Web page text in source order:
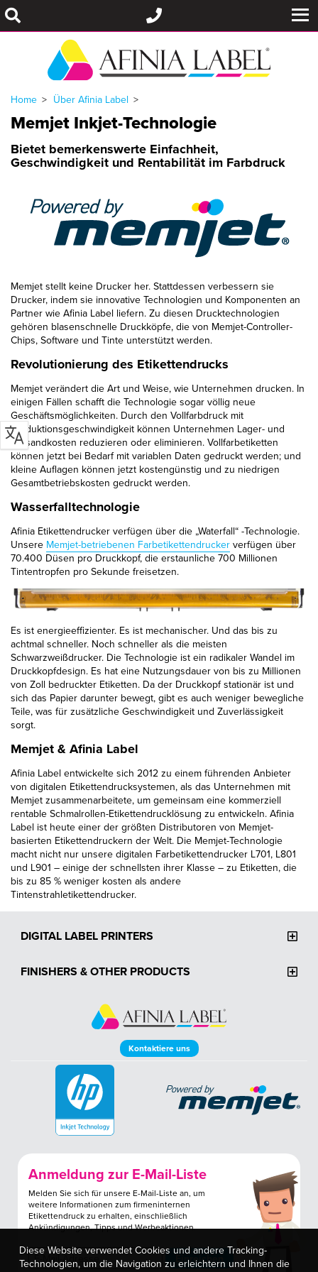
Home Über Afinia Label
Diese Website verwendet Cookies und andere Tracking-
Technologien, um die Navigation zu erleichtern und Ihnen die
Memjet Inkjet-Technologie
Bietet bemerkenswerte Einfachheit,
Geschwindigkeit und Rentabilität im Farbdruck
Memjet stellt keine Drucker her. Stattdessen verbessern sie
Drucker, indem sie innovative Technologien und Komponenten an
Partner wie Afinia Label liefern. Zu diesen Drucktechnologien
gehören blasenschnelle Druckköpfe, die von Memjet-Controller-
Chips, Software und Tinte unterstützt werden.
Revolutionierung des Etikettendrucks
Memjet verändert die Art und Weise, wie Unternehmen drucken. In
einigen Fällen schafft die Technologie sogar völlig neue
Geschäftsmöglichkeiten. Durch den Vollfarbdruck mit
Produktionsgeschwindigkeit können Unternehmen Lager- und
Versandkosten reduzieren oder eliminieren. Vollfarbetiketten
können jetzt bei Bedarf mit variablen Daten gedruckt werden; und
kleine Auflagen können jetzt kostengünstig und zu niedrigen
Gesamtbetriebskosten gedruckt werden.
Wasserfalltechnologie
Afinia Etikettendrucker verfügen über die „Waterfall“ -Technologie.
Unsere Memjet-betriebenen Farbetikettendrucker verfügen über
70.400 Düsen pro Druckkopf, die erstaunliche 700 Millionen
Tintentropfen pro Sekunde freisetzen.
Es ist energieeffizienter. Es ist mechanischer. Und das bis zu
achtmal schneller. Noch schneller als die meisten
Schwarzweißdrucker. Die Technologie ist ein radikaler Wandel im
Druckkopfdesign. Es hat eine Nutzungsdauer von bis zu Millionen
von Zoll bedruckter Etiketten. Da der Druckkopf stationär ist und
sich das Papier darunter bewegt, gibt es auch weniger bewegliche
Teile, was für zusätzliche Geschwindigkeit und Zuverlässigkeit
sorgt.
Memjet & Afinia Label
Afinia Label entwickelte sich 2012 zu einem führenden Anbieter
von digitalen Etikettendrucksystemen, als das Unternehmen mit
Memjet zusammenarbeitete, um gemeinsam eine kommerziell
rentable Schmalrollen-Etikettendrucklösung zu entwickeln. Afinia
Label ist heute einer der größten Distributoren von Memjet-
basierten Etikettendruckern der Welt. Die Memjet-Technologie
macht nicht nur unsere digitalen Farbetikettendrucker L701, L801
und L901 – einige der schnellsten ihrer Klasse – zu Etiketten, die
bis zu 85 % weniger kosten als andere
Tintenstrahletikettendrucker.
DIGITAL LABEL PRINTERS
FINISHERS & OTHER PRODUCTS
Kontaktiere uns
Anmeldung zur E-Mail-Liste
Melden Sie sich für unsere E-Mail-Liste an, um
weitere Informationen zum firmeninternen
Etikettendruck zu erhalten, einschließlich
Ankündigungen, Tipps und Werbeaktionen.